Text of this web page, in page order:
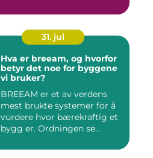
31. jul
Hva er breeam, og hvorfor
betyr det noe for byggene
vi bruker?
BREEAM er et av verdens
mest brukte systemer for å
vurdere hvor bærekraftig et
bygg er. Ordningen se...